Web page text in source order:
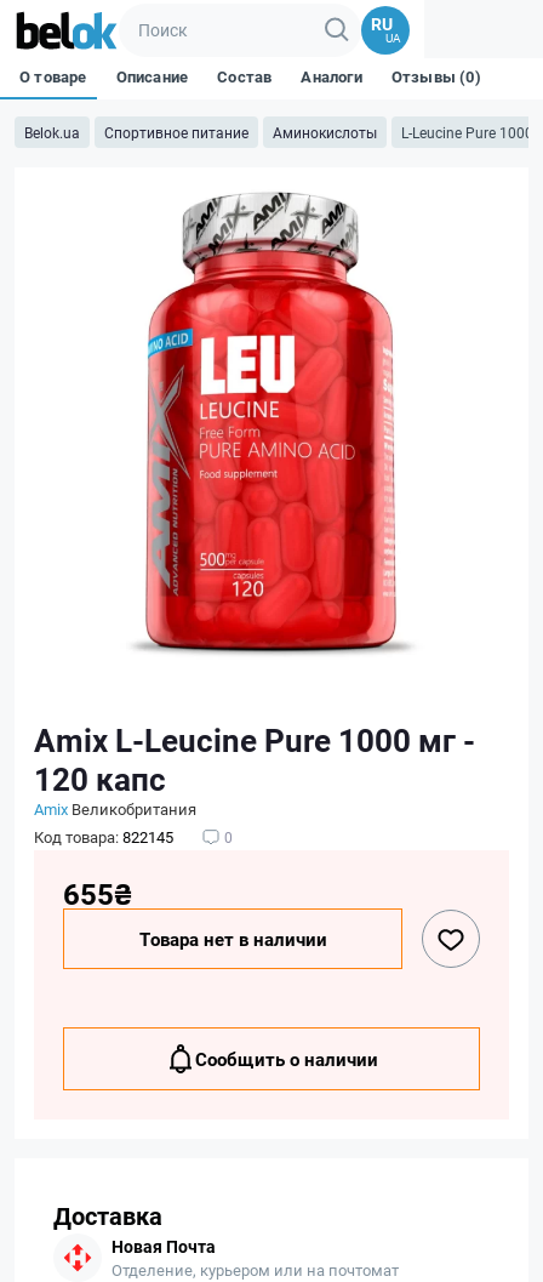
RU
UA
Belok.ua Спортивное питание Аминокислоты L-Leucine Pure 1000
О товаре Описание Состав Аналоги Отзывы (0)
Amix L-Leucine Pure 1000 мг -
120 капс
Amix Великобритания
Код товара:822145 0
655₴
Товара нет в наличии
Сообщить о наличии
Доставка
Новая Почта
Отделение, курьером или на почтомат